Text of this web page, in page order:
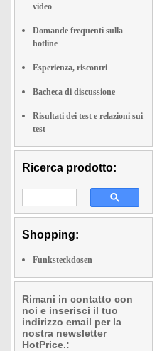
video
Domande frequenti sulla
hotline
Esperienza, riscontri
Bacheca di discussione
Risultati dei test e relazioni sui
test
Ricerca prodotto:
Shopping:
Funksteckdosen
Rimani in contatto con
noi e inserisci il tuo
indirizzo email per la
nostra newsletter
HotPrice.: